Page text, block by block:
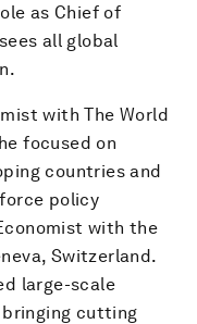
as Chief of
all global
with The World
focused on
countries and
policy
with the
Switzerland.
large-scale
cutting